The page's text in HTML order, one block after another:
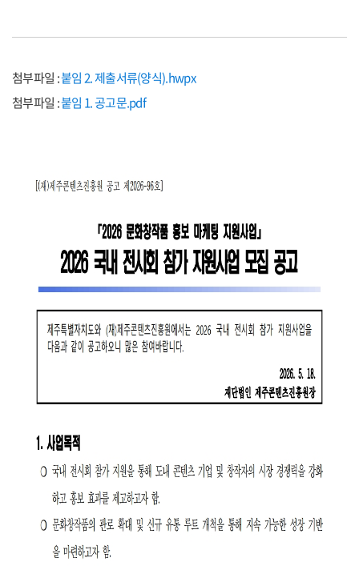
첨부파일 :붙임 2. 제출서류(양식).hwpx
첨부파일 :붙임 1. 공고문.pdf